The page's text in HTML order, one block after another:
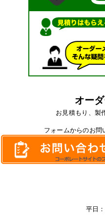
オー
お見積もり、製
フォームからのお問
平日